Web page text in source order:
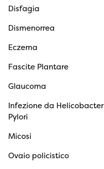
Disfagia
Dismenorrea
Eczema
Fascite Plantare
Glaucoma
Infezione da Helicobacter
Pylori
Micosi
Ovaio policistico